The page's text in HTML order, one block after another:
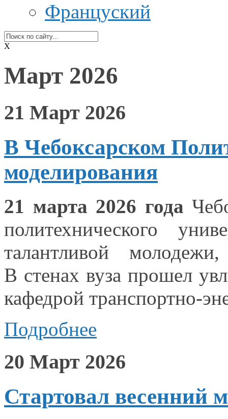
Француский
X
Март 2026
21 Март 2026
В Чебоксарском
моделирования
21 марта 2026 года
политехнического
талантливой
В стенах вуза прошел
кафедрой транспортно-
Подробнее
20 Март 2026
Стартовал весенний